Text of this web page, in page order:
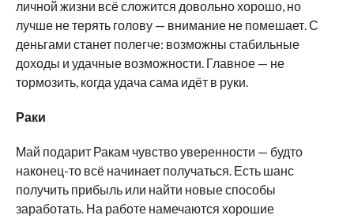
личной жизни всё сложится довольно хорошо, но
лучше не терять голову — внимание не помешает. С
деньгами станет полегче: возможны стабильные
доходы и удачные возможности. Главное — не
тормозить, когда удача сама идёт в руки.
Раки
Май подарит Ракам чувство уверенности — будто
наконец-то всё начинает получаться. Есть шанс
получить прибыль или найти новые способы
заработать. На работе намечаются хорошие